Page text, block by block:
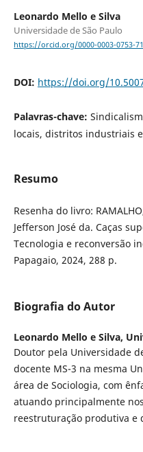
Leonardo Mello e Silva
Universidade de São Paulo
https://orcid.org/0000-0003-0753-
DOI: https://doi.org/
Palavras-chave:
locais, distritos industriais
Resumo
Resenha do livro:
Jefferson José da. Caças
Tecnologia e reconversão
Papagaio, 2024, 288 p.
Biografia do Autor
Leonardo Mello e Silva,
Doutor pela Universidade
docente MS-3 na mesma
área de Sociologia, com
atuando principalmente
reestruturação produtiva e